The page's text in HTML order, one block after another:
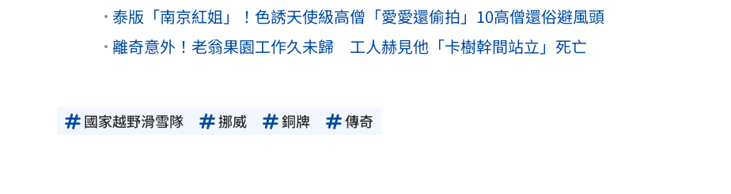
泰版「南京紅姐」！色誘天使級高僧「愛愛還偷拍」10高僧還俗避風頭
離奇意外！老翁果園工作久未歸 工人赫見他「卡樹幹間站立」死亡
國家越野滑雪隊 挪威 銅牌 傳奇